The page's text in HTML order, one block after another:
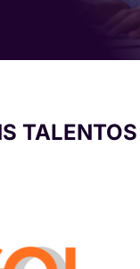
TALENTOS